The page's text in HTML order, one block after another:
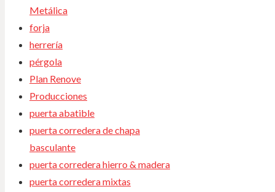
Metálica
forja
herrería
pérgola
Plan Renove
Producciones
puerta abatible
puerta corredera de chapa
basculante
puerta corredera hierro & madera
puerta corredera mixtas